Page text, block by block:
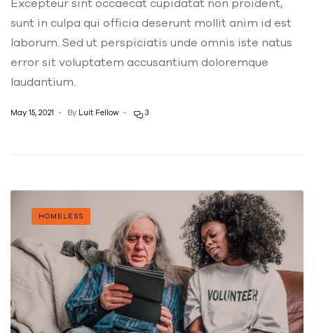
Excepteur sint occaecat cupidatat non proident,
sunt in culpa qui officia deserunt mollit anim id est
laborum. Sed ut perspiciatis unde omnis iste natus
error sit voluptatem accusantium doloremque
laudantium.
May 15, 2021 By Luit Fellow 3
HOMELESS